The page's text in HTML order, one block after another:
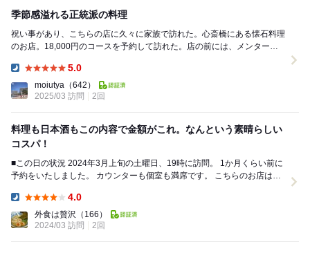
季節感溢れる正統派の料理
祝い事があり、こちらの店に久々に家族で訪れた。心斎橋にある懐石料理
のお店。18,000円のコースを予約して訪れた。店の前には、メンターシ
5.0
moiutya （642）
2025/03 訪問
2回
料理も日本酒もこの内容で金額がこれ。なんという素晴らしい
コスパ！
■この日の状況 2024年3月上旬の土曜日、19時に訪問。 1か月くらい前に
予約をいたしました。 カウンターも個室も満席です。 こちらのお店は2
4.0
外食は贅沢 （166）
2024/03 訪問
2回